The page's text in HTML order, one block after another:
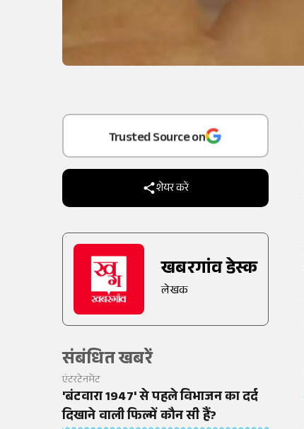
Trusted Source on
शेयर करें
खबरगांव डेस्क
लेखक
संबंधित खबरें
एंटरटेनमेंट
'बंटवारा 1947' से पहले विभाजन का दर्द
दिखाने वाली फिल्में कौन सी हैं?